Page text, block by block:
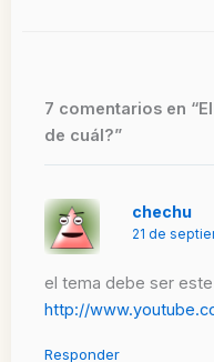
7 comentarios en
de cuál?”
chechu
21 de
el tema debe ser
http://
Responder